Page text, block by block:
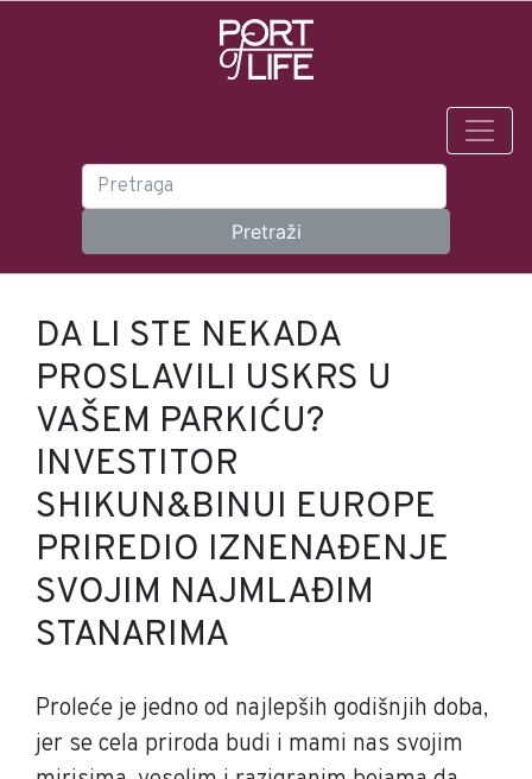
DA LI STE NEKADA
PROSLAVILI USKRS U
VAŠEM PARKIĆU?
INVESTITOR
SHIKUN&BINUI EUROPE
PRIREDIO IZNENAĐENJE
SVOJIM NAJMLAĐIM
STANARIMA
Proleće je jedno od najlepših godišnjih doba,
jer se cela priroda budi i mami nas svojim